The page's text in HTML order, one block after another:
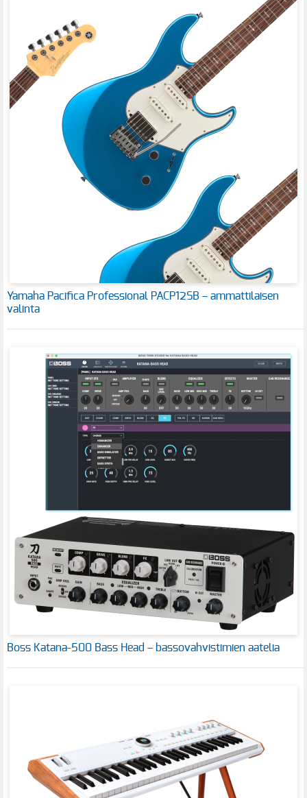
Yamaha Pacifica Professional PACP12SB – ammattilaisen
valinta
Boss Katana-500 Bass Head – bassovahvistimien aatelia